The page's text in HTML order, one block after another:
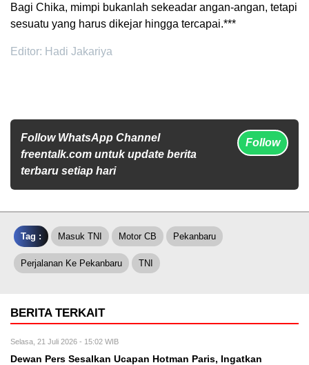
Bagi Chika, mimpi bukanlah sekeadar angan-angan, tetapi
sesuatu yang harus dikejar hingga tercapai.***
Editor: Hadi Jakariya
Follow WhatsApp Channel
freentalk.com untuk update berita
terbaru setiap hari
Follow
Tag : Masuk TNI Motor CB Pekanbaru
Perjalanan Ke Pekanbaru TNI
BERITA TERKAIT
Selasa, 21 Juli 2026 - 15:02 WIB
Dewan Pers Sesalkan Ucapan Hotman Paris, Ingatkan